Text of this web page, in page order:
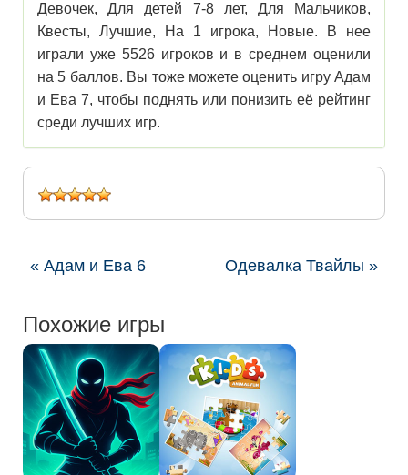
Девочек, Для детей 7-8 лет, Для Мальчиков,
Квесты, Лучшие, На 1 игрока, Новые. В нее
играли уже 5526 игроков и в среднем оценили
на 5 баллов. Вы тоже можете оценить игру Адам
и Ева 7, чтобы поднять или понизить её рейтинг
среди лучших игр.
« Адам и Ева 6 Одевалка Твайлы »
Похожие игры